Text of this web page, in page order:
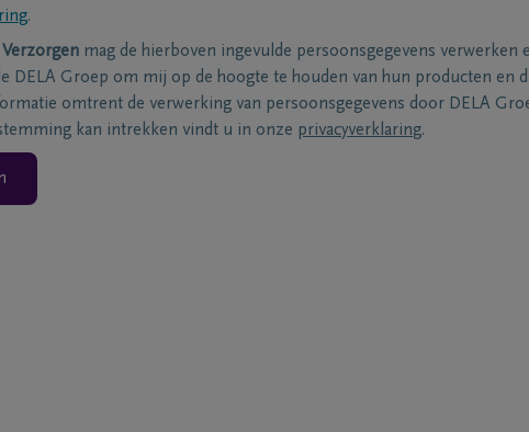
.
Verzorgen mag de hierboven ingevulde persoonsgegevens verwerken
DELA Groep om mij op de hoogte te houden van hun producten en
omtrent de verwerking van persoonsgegevens door DELA
kan intrekken vindt u in onze privacyverklaring.